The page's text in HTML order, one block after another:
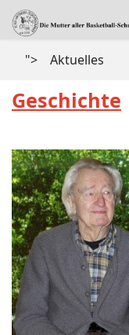
"> Aktuelles
Geschichte